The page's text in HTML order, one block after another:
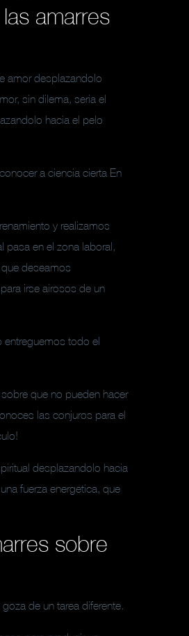
amarres
amor desplazandolo
sin dilema, seri­a el
hacia el pelo
a ciencia cierta En
y realizamos
pasa en el zona laboral,
deseamos
irse airosos de un
entreguemos todo el
que no pueden hacer
las conjuros para el
desplazandolo hacia
fuerza energetica, que
sobre
de un tarea diferente.